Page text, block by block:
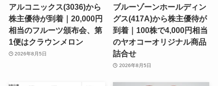
アルコニックス(3036)から
株主優待が到着｜20,000円
相当のフルーツ頒布会、第
1便はクラウンメロン
2026年8月5日
ブルーゾーンホールディン
グス(417A)から株主優待が
到着｜100株で4,000円相当
のヤオコーオリジナル商品
詰合せ
2026年8月5日